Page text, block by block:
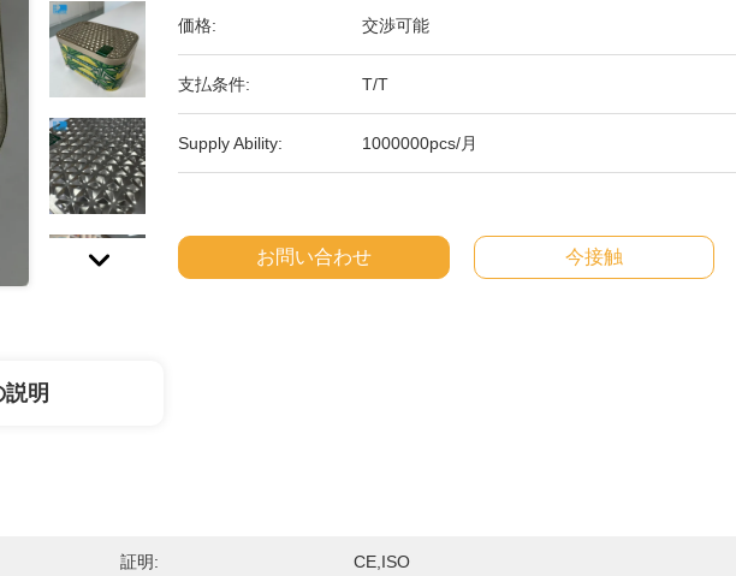
価格: 交渉可能
支払条件: T/T
Supply Ability: 1000000pcs/月
お問い合わせ 今接触
明
証明: CE,ISO